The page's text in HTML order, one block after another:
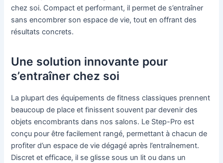
chez soi. Compact et performant, il permet de s’entraîner
sans encombrer son espace de vie, tout en offrant des
résultats concrets.
Une solution innovante pour
s’entraîner chez soi
La plupart des équipements de fitness classiques prennent
beaucoup de place et finissent souvent par devenir des
objets encombrants dans nos salons. Le Step-Pro est
conçu pour être facilement rangé, permettant à chacun de
profiter d’un espace de vie dégagé après l’entraînement.
Discret et efficace, il se glisse sous un lit ou dans un